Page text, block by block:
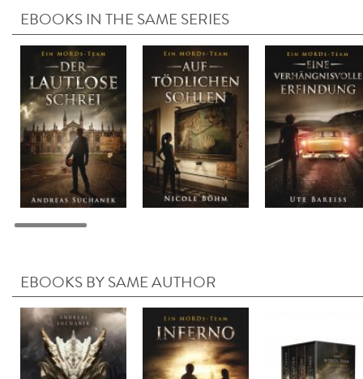
EBOOKS IN THE SAME SERIES
EBOOKS BY SAME AUTHOR